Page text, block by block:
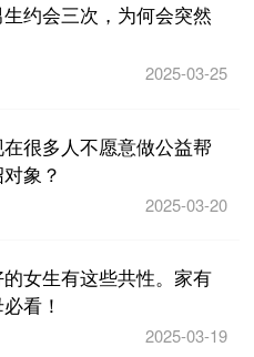
约会三次，为何会突然
2025-03-25
很多人不愿意做公益帮
象？
2025-03-20
女生有这些共性。家有
看！
2025-03-19